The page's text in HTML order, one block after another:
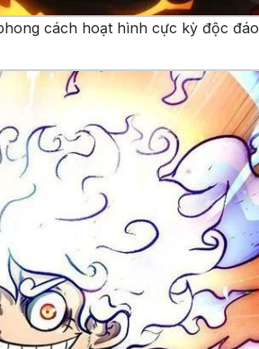
cách hoạt hình cực kỳ độc đáo